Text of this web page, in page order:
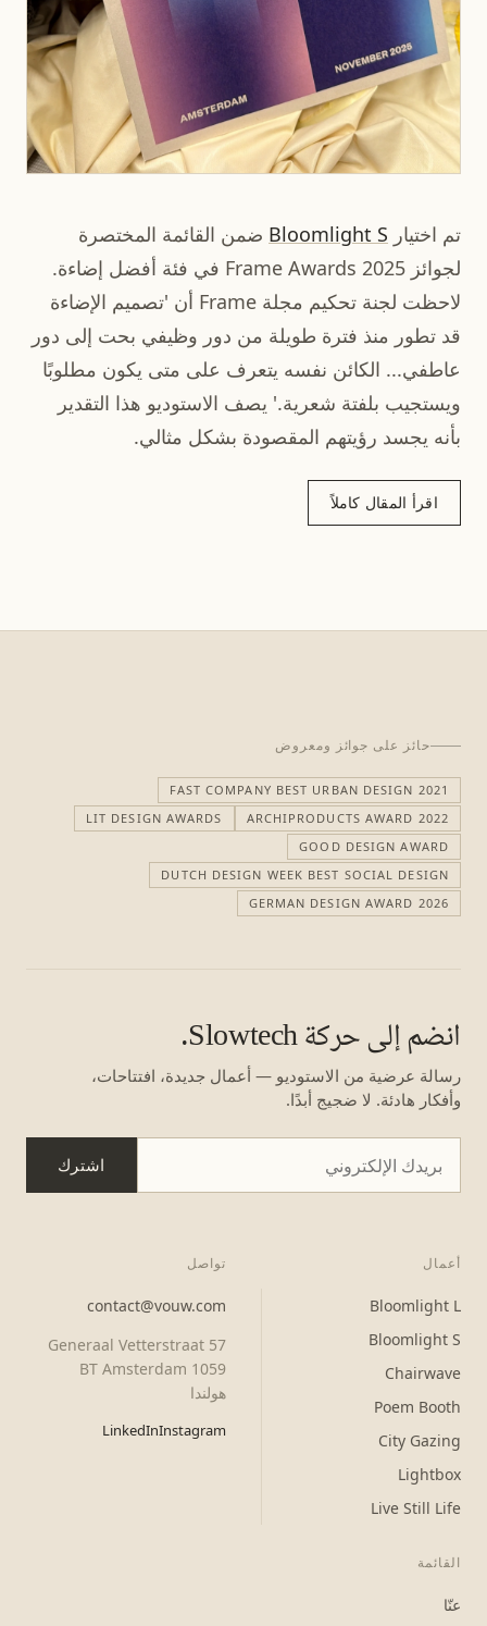
تم اختيار Bloomlight S ضمن القائمة المختصرة
لجوائز Frame Awards 2025 في فئة أفضل إضاءة.
لاحظت لجنة تحكيم مجلة Frame أن 'تصميم الإضاءة
قد تطور منذ فترة طويلة من دور وظيفي بحت إلى دور
عاطفي... الكائن نفسه يتعرف على متى يكون مطلوبًا
ويستجيب بلفتة شعرية.' يصف الاستوديو هذا التقدير
بأنه يجسد رؤيتهم المقصودة بشكل مثالي.
اقرأ المقال كاملاً
حائز على جوائز ومعروض
FAST COMPANY BEST URBAN DESIGN 2021
ARCHIPRODUCTS AWARD 2022
LIT DESIGN AWARDS
GOOD DESIGN AWARD
DUTCH DESIGN WEEK BEST SOCIAL DESIGN
GERMAN DESIGN AWARD 2026
انضم إلى حركة Slowtech.
رسالة عرضية من الاستوديو — أعمال جديدة، افتتاحات،
وأفكار هادئة. لا ضجيج أبدًا.
اشترك
أعمال
Bloomlight L
Bloomlight S
Chairwave
Poem Booth
City Gazing
Lightbox
Live Still Life
القائمة
عنّا
تواصل
contact@vouw.com
Generaal Vetterstraat 57
1059 BT Amsterdam
هولندا
Instagram
LinkedIn